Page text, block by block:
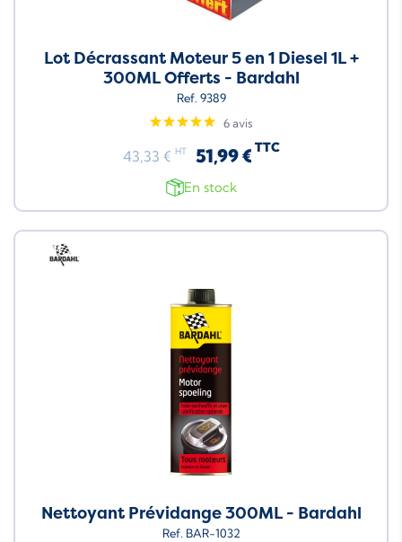
Lot Décrassant Moteur 5 en 1 Diesel 1L +
300ML Offerts - Bardahl
Ref. 9389
6 avis
43,33 € HT 51,99 € TTC
En stock
Neuf
Nettoyant Prévidange 300ML - Bardahl
Ref. BAR-1032